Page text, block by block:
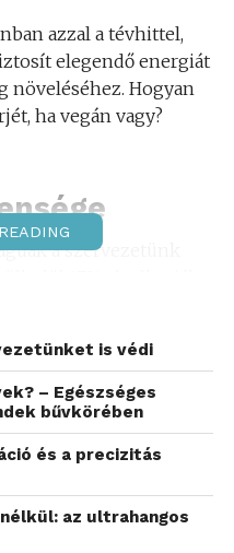
azzal a tévhittel,
elegendő energiát
növeléséhez. Hogyan
ha vegán vagy?
a szervezetünk
különböző szervi
A fehérjék
a szervezet
táplálkozással kell
a vegán
is védi
– Egészséges
bűvkörében
és a precizitás
az ultrahangos